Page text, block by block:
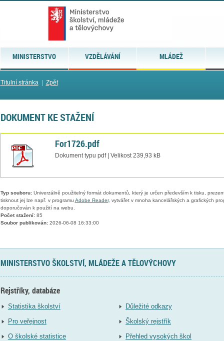
MINISTERSTVO VZDĚLÁVÁNÍ MLÁDEŽ
Titulní stránka| Zpět
DOKUMENT KE STAŽENÍ
For1726.pdf
Dokument typu pdf | Velikost 239,93 kB
Typ souboru:Univerzálně použitelný formát dokumentů, který je určen především k tisku,
tisknout jej lze např. v programu Adobe Reader, vytvářet v mnoha kancelářských a grafických
doporučován k použití na webu.
Počet stažení:85
Soubor publikován:2026-06-08 16:33:00
MINISTERSTVO ŠKOLSTVÍ, MLÁDEŽE A TĚLOVÝCHOVY
Rejstříky, databáze
Statistika školství
Pro veřejnost
O školské statistice
Důležité odkazy
Školský rejstřík
Přehled vysokých škol